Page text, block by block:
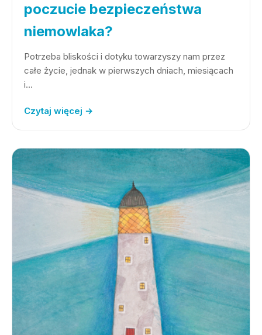
poczucie bezpieczeństwa
niemowlaka?
Potrzeba bliskości i dotyku towarzyszy nam przez
całe życie, jednak w pierwszych dniach, miesiącach
i…
Czytaj więcej →